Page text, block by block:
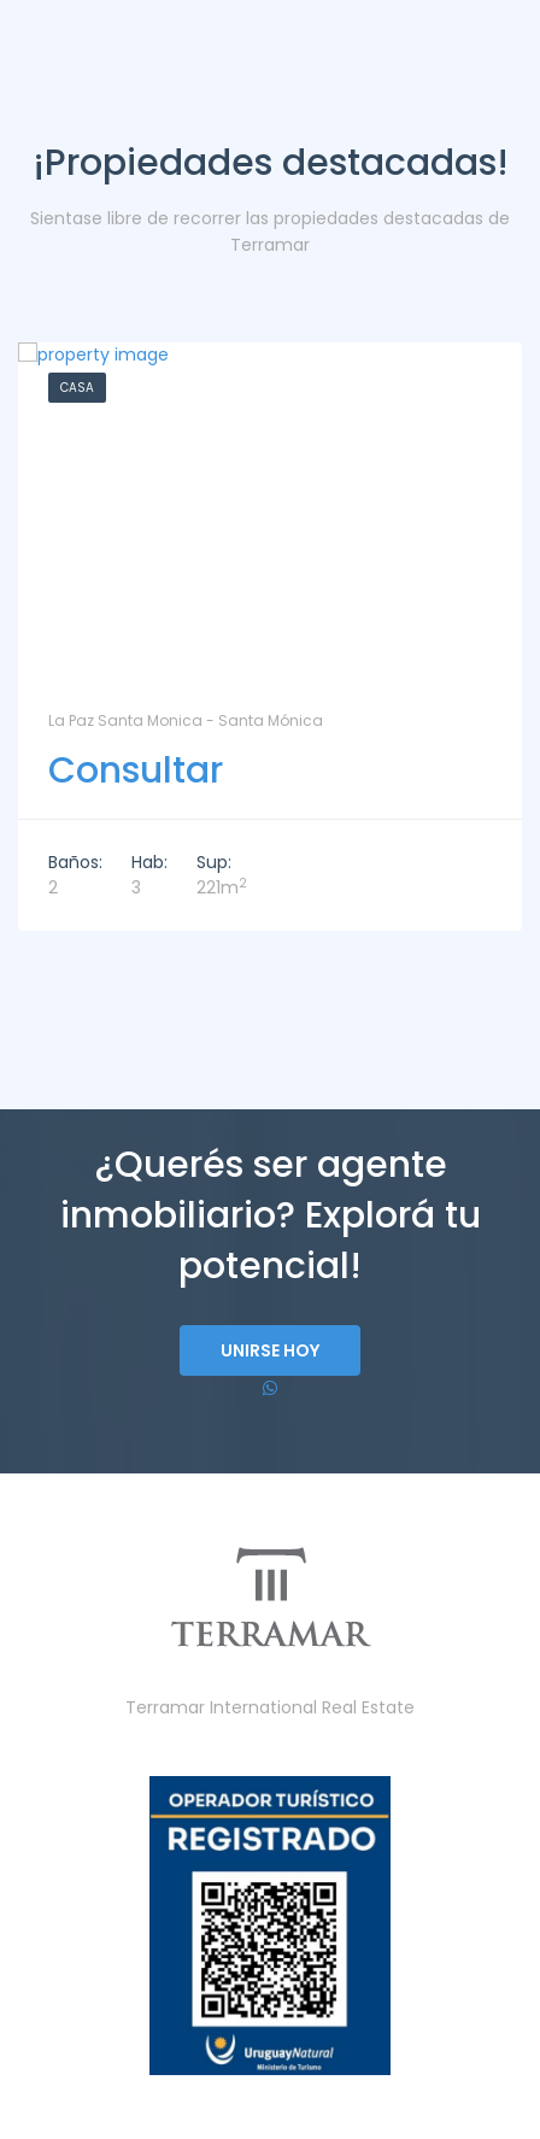
¡Propiedades destacadas!
Sientase libre de recorrer las propiedades destacadas de
Terramar
CASA
La Paz Santa Monica - Santa Mónica
Consultar
Baños:
2
Hab:
3
Sup:
221m2
¿Querés ser agente
inmobiliario? Explorá tu
potencial!
UNIRSE HOY
Terramar International Real Estate